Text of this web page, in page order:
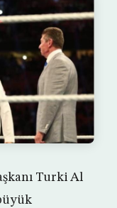
Turki Al